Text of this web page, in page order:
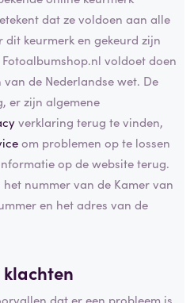
dat ze voldoen aan alle
keurmerk en gekeurd zijn
voldoet doen
de Nederlandse wet. De
er zijn algemene
verklaring terug te vinden,
om problemen op te lossen
op de website terug.
nummer van de Kamer van
en het adres van de
dat er een probleem is